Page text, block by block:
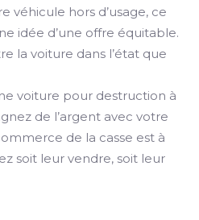
véhicule hors d’usage, ce
idée d’une offre équitable.
la voiture dans l’état que
voiture pour destruction à
de l’argent avec votre
de la casse est à
soit leur vendre, soit leur